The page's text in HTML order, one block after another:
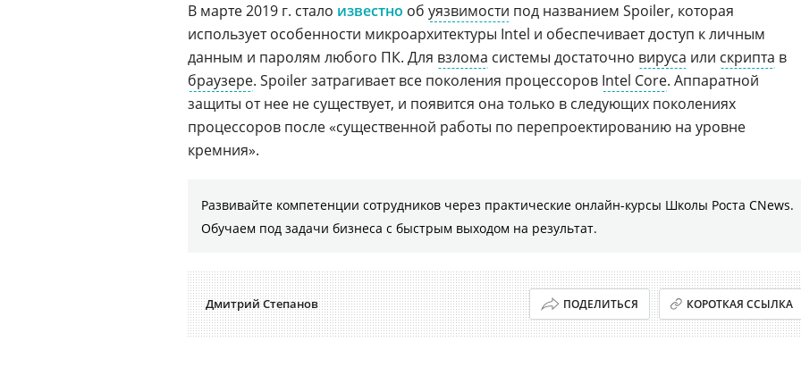
В марте 2019 г. стало известно об уязвимости под названием Spoiler, которая
использует особенности микроархитектуры Intel и обеспечивает доступ к личным
данным и паролям любого ПК. Для взлома системы достаточно вируса или скрипта в
браузере. Spoiler затрагивает все поколения процессоров Intel Core. Аппаратной
защиты от нее не существует, и появится она только в следующих поколениях
процессоров после «существенной работы по перепроектированию на уровне
кремния».
Развивайте компетенции сотрудников через практические онлайн-курсы Школы Роста CNews.
Обучаем под задачи бизнеса с быстрым выходом на результат.
Дмитрий Степанов ПОДЕЛИТЬСЯ КОРОТКАЯ ССЫЛКА